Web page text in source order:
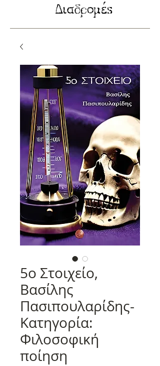
Διαδρομέs
5o Στοιχείο,
Βασίλης
Πασιπουλαρίδης-
Κατηγορία:
Φιλοσοφική
ποίηση